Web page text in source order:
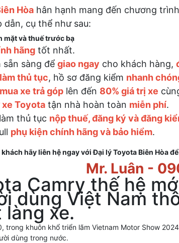
Hòa hân hạnh mang đến chương
dẫn, cụ thể như sau:
mặt và thuế trước bạ
hãng tốt nhất.
sẵn sàng để giao ngay cho khách hàng,
làm thủ tục, hồ sơ đăng kiểm nhanh
mua xe trả góp lên đến 80% giá trị xe
Toyota tận nhà hoàn toàn miễn phí.
thủ tục nộp thuế, đăng ký và đăng
phụ kiện chính hãng và bảo hiểm.
khách hãy liên hệ ngay với Đại lý Toyota Biên Hòa
Mr. Luân -
Camry thế hệ
dùng Việt Nam
làng xe.
trong khuôn khổ triển lãm Vietnam Motor Show
dùng trong nước.